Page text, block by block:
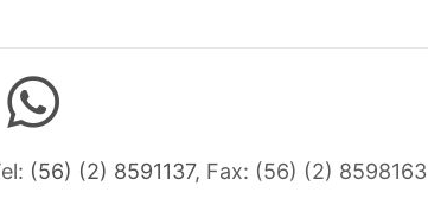
(56) (2) 8591137, Fax: (56) (2) 8598163